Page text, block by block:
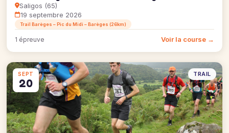
Saligos (65)
19 septembre 2026
Trail Barèges – Pic du Midi – Barèges (26km)
1 épreuve Voir la course →
SEPT
20
TRAIL